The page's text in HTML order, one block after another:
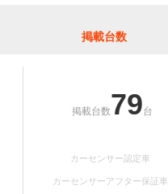
掲載台数
掲載台数79台
カーセンサー認定車
カーセンサーアフター保証車